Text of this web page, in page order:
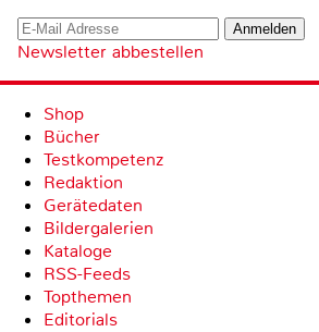
Newsletter abbestellen
Shop
Bücher
Testkompetenz
Redaktion
Gerätedaten
Bildergalerien
Kataloge
RSS-Feeds
Topthemen
Editorials